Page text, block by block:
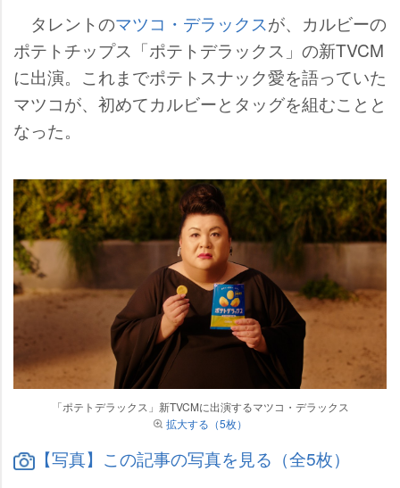
タレントのマツコ・デラックスが、カルビーの
ポテトチップス「ポテトデラックス」の新TVCM
に出演。これまでポテトスナック愛を語っていた
マツコが、初めてカルビーとタッグを組むことと
なった。
「ポテトデラックス」新TVCMに出演するマツコ・デラックス
拡大する（5枚）
【写真】この記事の写真を見る（全5枚）